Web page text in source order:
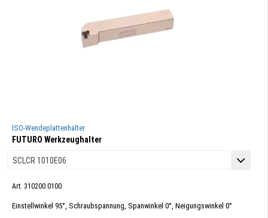
ISO-Wendeplattenhalter
FUTURO Werkzeughalter
Art. 310200.0100
Einstellwinkel 95°, Schraubspannung, Spanwinkel 0°, Neigungswinkel 0°